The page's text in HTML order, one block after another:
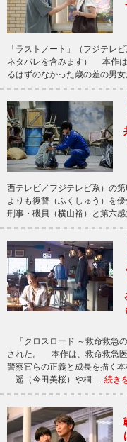
「ラストノート」（フジテレ
ネタバレを含みます） 本作
るはずのなかった歳の差の男
西テレビ／フジテレビ系）の
よりも復讐（ふくしゅう）を
刑事・磯貝（横山裕）と第六
「クロスロード ～救命救急
された。 本作は、救命救急医
警察官らの正義と成長を描く
遥（今田美桜）や桐 … 続き